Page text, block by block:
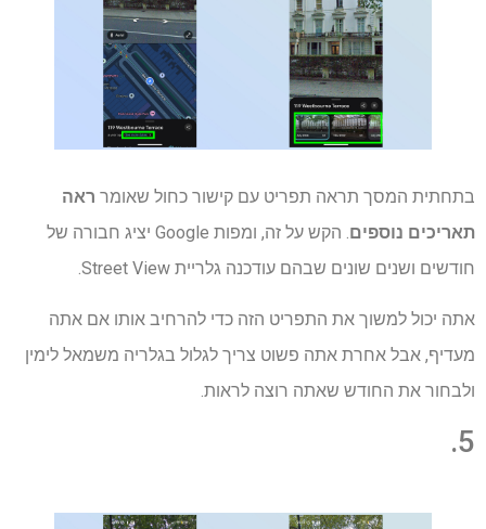
בתחתית המסך תראה תפריט עם קישור כחול שאומר ראה
תאריכים נוספים
. הקש על זה, ומפות Google יציג חבורה של
חודשים ושנים שונים שבהם עודכנה גלריית Street View.
אתה יכול למשוך את התפריט הזה כדי להרחיב אותו אם אתה
מעדיף, אבל אחרת אתה פשוט צריך לגלול בגלריה משמאל לימין
ולבחור את החודש שאתה רוצה לראות.
5.